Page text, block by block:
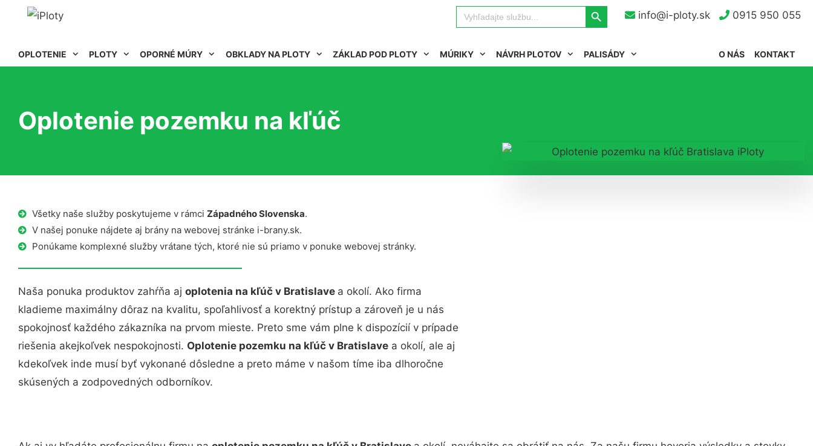
info@i-ploty.sk 0915 950 055
Search
for:
Search Button
OPLOTENIE PLOTY OPORNÉ MÚRY OBKLADY NA PLOTY ZÁKLAD POD PLOTY MÚRIKY NÁVRH PLOTOV PALISÁDY KONTAKT
O NÁS
Oplotenie pozemku na kľúč
Všetky naše služby poskytujeme v rámci Západného Slovenska.
V našej ponuke nájdete aj brány na webovej stránke i-brany.sk.
Ponúkame komplexné služby vrátane tých, ktoré nie sú priamo v ponuke webovej stránky.
Naša ponuka produktov zahŕňa aj oplotenia na kľúč v Bratislave a okolí. Ako firma
kladieme maximálny dôraz na kvalitu, spoľahlivosť a korektný prístup a zároveň je u nás
spokojnosť každého zákazníka na prvom mieste. Preto sme vám plne k dispozícií v prípade
riešenia akejkoľvek nespokojnosti. Oplotenie pozemku na kľúč v Bratislave a okolí, ale aj
kdekoľvek inde musí byť vykonané dôsledne a preto máme v našom tíme iba dlhoročne
skúsených a zodpovedných odborníkov.